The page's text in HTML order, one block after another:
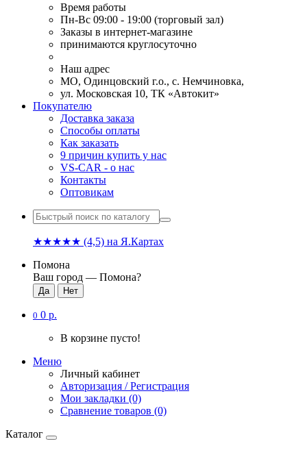
Время работы
Пн-Вс 09:00 - 19:00 (торговый зал)
Заказы в интернет-магазине
принимаются круглосуточно
Наш адрес
МО, Одинцовский г.о., с. Немчиновка,
ул. Московская 10, ТК «Автокит»
Покупателю
Доставка заказа
Способы оплаты
Как заказать
9 причин купить у нас
VS-CAR - о нас
Контакты
Оптовикам
★★★★★ (4,5) на Я.Картах
Помона
Ваш город — Помона?
0 0 р.
В корзине пусто!
Меню
Личный кабинет
Авторизация / Регистрация
Мои закладки (0)
Сравнение товаров (0)
Каталог